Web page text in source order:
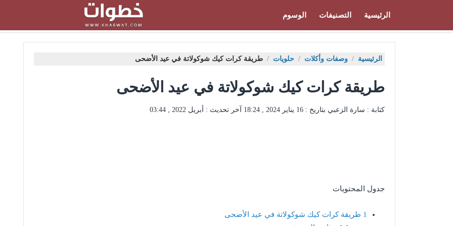
الرئيسية التصنيفات الوسوم
الرئيسية / وصفات وأكلات / حلويات / طريقة كرات كيك شوكولاتة في عيد الأضحى
طريقة كرات كيك شوكولاتة في عيد الأضحى
كتابة : سارة الزعبي بتاريخ : 16 يناير 2024 , 18:24 آخر تحديث : أبريل 2022 , 03:44
جدول المحتويات
1 طريقة كرات كيك شوكولاتة في عيد الأضحى